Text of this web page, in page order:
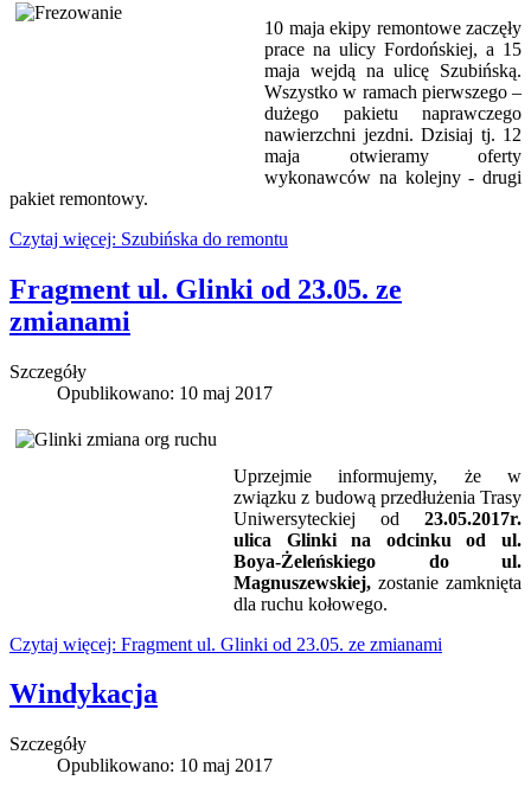
10 maja ekipy remontowe zaczęły
prace na ulicy Fordońskiej, a 15
maja wejdą na ulicę Szubińską.
Wszystko w ramach pierwszego –
dużego pakietu naprawczego
nawierzchni jezdni. Dzisiaj tj. 12
maja otwieramy oferty
wykonawców na kolejny - drugi
pakiet remontowy.
Czytaj więcej: Szubińska do remontu
Fragment ul. Glinki od 23.05. ze
zmianami
Szczegóły
Opublikowano: 10 maj 2017
Uprzejmie informujemy, że w
związku z budową przedłużenia Trasy
Uniwersyteckiej od 23.05.2017r.
ulica Glinki na odcinku od ul.
Boya-Żeleńskiego do ul.
Magnuszewskiej, zostanie zamknięta
dla ruchu kołowego.
Czytaj więcej: Fragment ul. Glinki od 23.05. ze zmianami
Windykacja
Szczegóły
Opublikowano: 10 maj 2017